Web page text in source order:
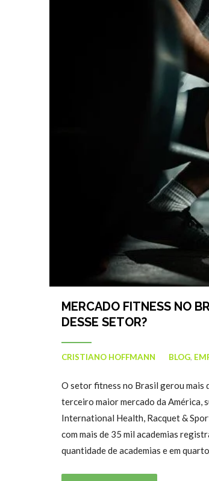
MERCADO FITNESS NO
DESSE SETOR?
CRISTIANO HOFFMANN BLOG,
O setor fitness no Brasil gerou mais
terceiro maior mercado da América,
International Health, Racquet &
com mais de 35 mil academias
quantidade de academias e em